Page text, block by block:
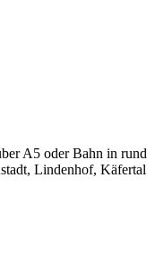
A5 oder Bahn in rund
Lindenhof, Käfertal